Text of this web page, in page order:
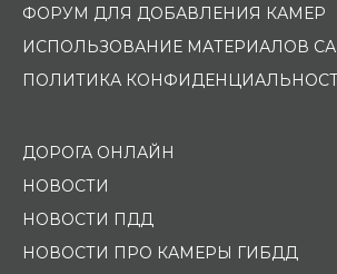
ФОРУМ ДЛЯ ДОБАВЛЕНИЯ КАМЕР
ИСПОЛЬЗОВАНИЕ МАТЕРИАЛОВ
ПОЛИТИКА
ДОРОГА ОНЛАЙН
НОВОСТИ
НОВОСТИ ПДД
НОВОСТИ ПРО КАМЕРЫ ГИБДД